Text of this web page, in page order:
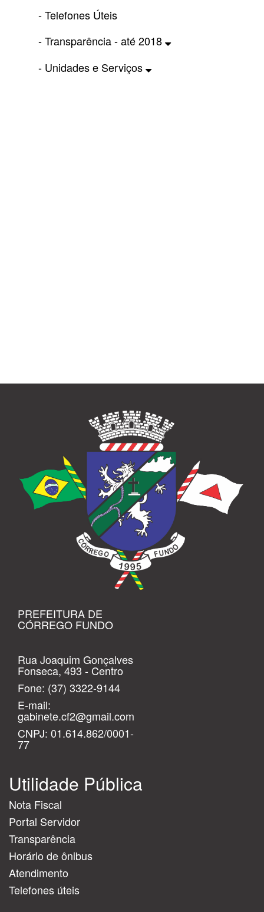
- Telefones Úteis
- Transparência - até 2018
- Unidades e Serviços
PREFEITURA DE
CÓRREGO FUNDO
Rua Joaquim Gonçalves
Fonseca, 493 - Centro
Fone: (37) 3322-9144
E-mail:
gabinete.cf2@gmail.com
CNPJ: 01.614.862/0001-
77
Utilidade Pública
Nota Fiscal
Portal Servidor
Transparência
Horário de ônibus
Atendimento
Telefones úteis